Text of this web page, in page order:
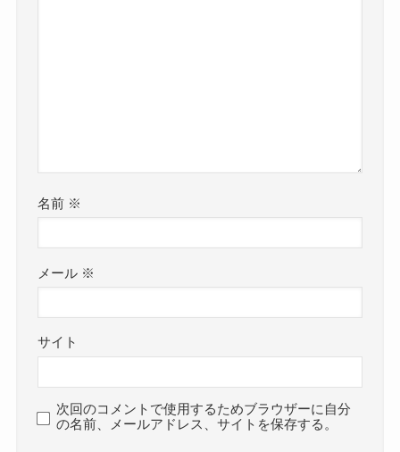
名前 ※
メール ※
サイト
次回のコメントで使用するためブラウザーに自分
の名前、メールアドレス、サイトを保存する。